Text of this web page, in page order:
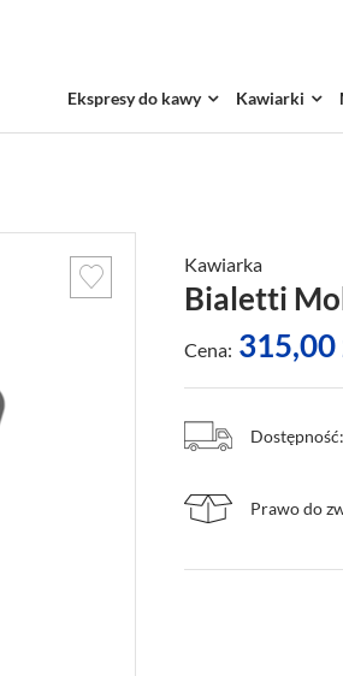
Ekspresy do kawy Kawiarki
Kawiarka
Bialetti
Cena: 315,00
Dostępność:
Prawo do